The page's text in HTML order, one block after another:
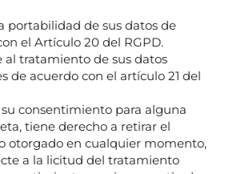
portabilidad de sus datos de
el Artículo 20 del RGPD.
al tratamiento de sus datos
de acuerdo con el artículo 21 del
consentimiento para alguna
tiene derecho a retirar el
otorgado en cualquier momento,
a la licitud del tratamiento